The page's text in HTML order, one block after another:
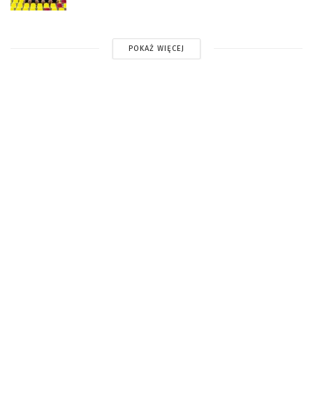
POKAŻ WIĘCEJ